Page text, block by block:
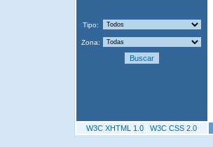
Tipo:
Zona:
W3C XHTML 1.0 W3C CSS 2.0